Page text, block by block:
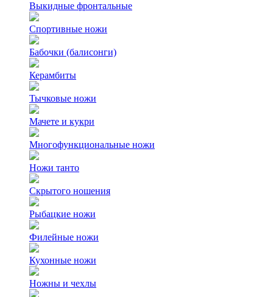
Выкидные фронтальные
Спортивные ножи
Бабочки (балисонги)
Керамбиты
Тычковые ножи
Мачете и кукри
Многофункциональные ножи
Ножи танто
Скрытого ношения
Рыбацкие ножи
Филейные ножи
Кухонные ножи
Ножны и чехлы